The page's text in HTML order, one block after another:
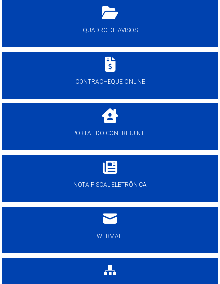
QUADRO DE AVISOS
CONTRACHEQUE ONLINE
PORTAL DO CONTRIBUINTE
NOTA FISCAL ELETRÔNICA
WEBMAIL